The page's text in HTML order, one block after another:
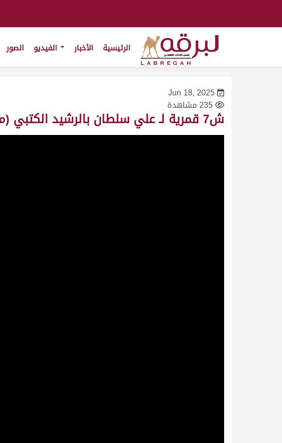
الرئيسية الأخبار الصور
Jun 18, 2025
235 مشاهدة
ش7 قمرية لـ علي سلطان بالرشيد الكتبي (مهرجان حاكم الشارقة 04-11-2024ص) حقايق بكار 4:31:32